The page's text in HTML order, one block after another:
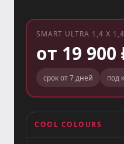
SMART ULTRA 1,4 X
от 19 900
срок от 7 дней под
COOL COLOURS